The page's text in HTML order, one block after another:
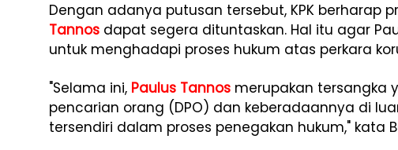
Dengan adanya putusan tersebut, KPK berharap
Tannos dapat segera dituntaskan. Hal itu agar
untuk menghadapi proses hukum atas perkara
"Selama ini, Paulus Tannos merupakan tersangka
pencarian orang (DPO) dan keberadaannya di
tersendiri dalam proses penegakan hukum," kata